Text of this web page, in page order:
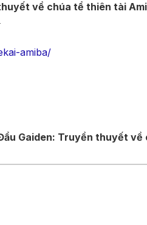
về chúa tể thiên tài
amiba/
Gaiden: Truyền thuyết